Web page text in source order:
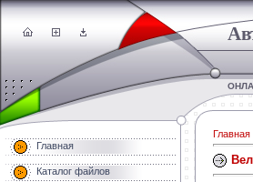
Главная
Каталог файлов
Главная